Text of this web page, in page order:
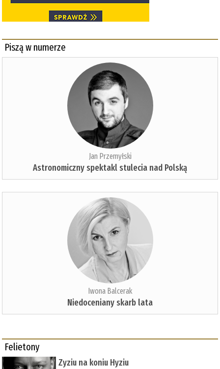
Piszą w numerze
Jan Przemyłski
Astronomiczny spektakl stulecia nad Polską
Iwona Balcerak
Niedoceniany skarb lata
Felietony
Zyziu na koniu Hyziu